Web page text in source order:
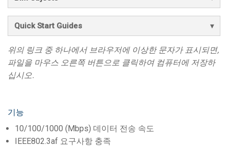
Quick Start Guides
위의 링크 중 하나에서 브라우저에 이상한 문자가 표시되면,
파일을 마우스 오른쪽 버튼으로 클릭하여 컴퓨터에 저장하
십시오.
기능
10/100/1000 (Mbps) 데이터 전송 속도
IEEE802.3af 요구사항 충족